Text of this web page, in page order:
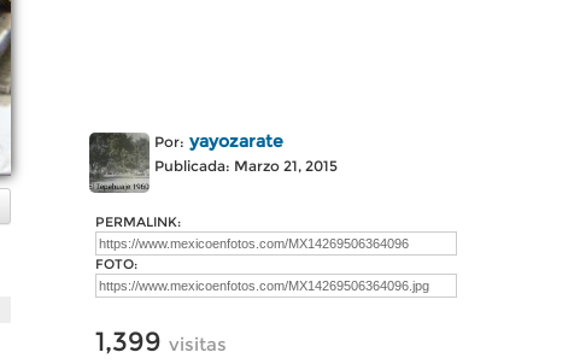
Por: yayozarate
Publicada: Marzo 21, 2015
PERMALINK:
FOTO:
1,399 visitas